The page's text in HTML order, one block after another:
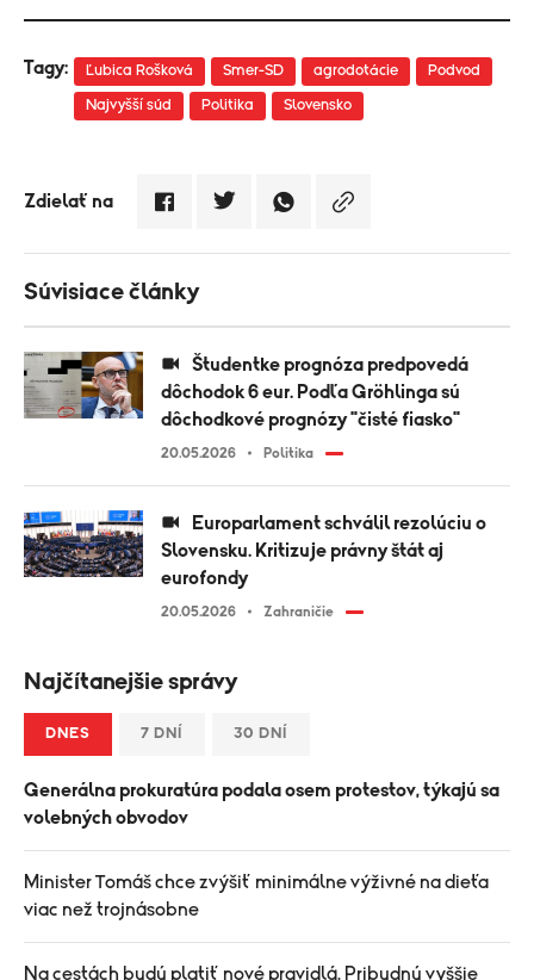
Tagy: Ľubica Rošková Smer-SD agrodotácie Podvod
Najvyšší súd Politika Slovensko
Zdielať na
Súvisiace články
dôchodok 6 eur. Podľa Gröhlinga sú
dôchodkové prognózy "čisté fiasko"
20.05.2026 Politika
Slovensku. Kritizuje právny štát aj
eurofondy
20.05.2026 Zahraničie
Najčítanejšie správy
DNES 7 DNÍ 30 DNÍ
Generálna prokuratúra podala osem protestov, týkajú sa
volebných obvodov
Minister Tomáš chce zvýšiť minimálne výživné na dieťa
viac než trojnásobne
Na cestách budú platiť nové pravidlá. Pribudnú vyššie